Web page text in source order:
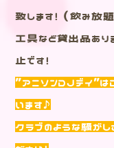
致します！（飲み放
工具など貸出品あり
止です！
”アニソンDJデイ”
います♪
クラブのような騒が